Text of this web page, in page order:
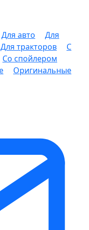
Для авто
Для
Для тракторов
С
Со спойлером
Оригинальные